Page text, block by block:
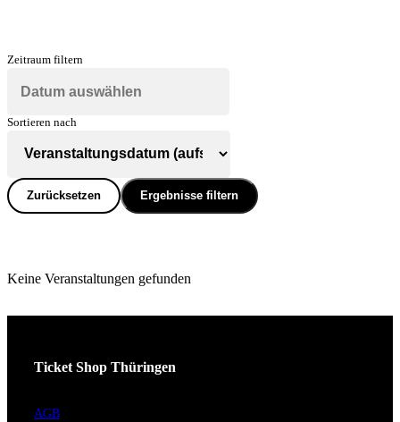
Zeitraum filtern
Sortieren nach
Zurücksetzen Ergebnisse filtern
Keine Veranstaltungen gefunden
Ticket Shop Thüringen
AGB